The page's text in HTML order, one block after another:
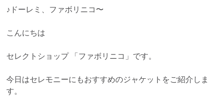
♪ドーレミ、ファボリニコ〜
こんにちは
セレクトショップ 「ファボリニコ」です。
今日はセレモニーにもおすすめのジャケットをご紹介しま
す。